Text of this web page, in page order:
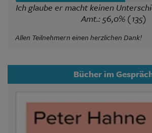
Ich glaube er macht keinen
Amt.: 56,0% (135)
Allen Teilnehmern einen herzlichen Dank!
Bücher im